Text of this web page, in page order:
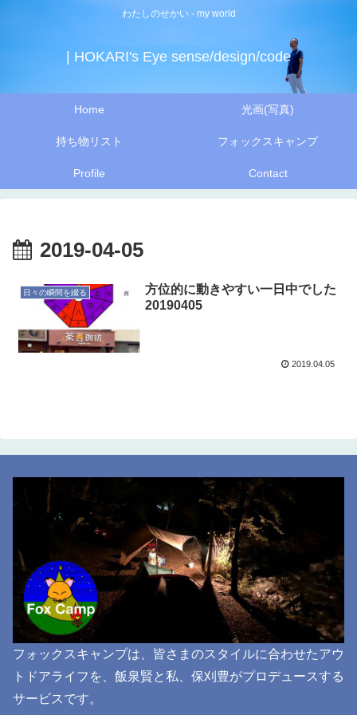
わたしのせかい - my world
| HOKARI's Eye sense/design/code
Home 光画(写真)
持ち物リスト フォックスキャンプ
Profile Contact
2019-04-05
日々の瞬間を綴る
方位的に動きやすい一日中でした
20190405
2019.04.05
フォックスキャンプは、皆さまのスタイルに合わせたアウ
トドアライフを、飯泉賢と私、保刈豊がプロデュースする
サービスです。